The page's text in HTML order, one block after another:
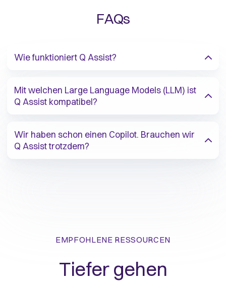
FAQs
Wie funktioniert Q Assist?
Mit welchen Large Language Models (LLM) ist
Q Assist kompatibel?
Wir haben schon einen Copilot. Brauchen wir
Q Assist trotzdem?
EMPFOHLENE RESSOURCEN
Tiefer gehen